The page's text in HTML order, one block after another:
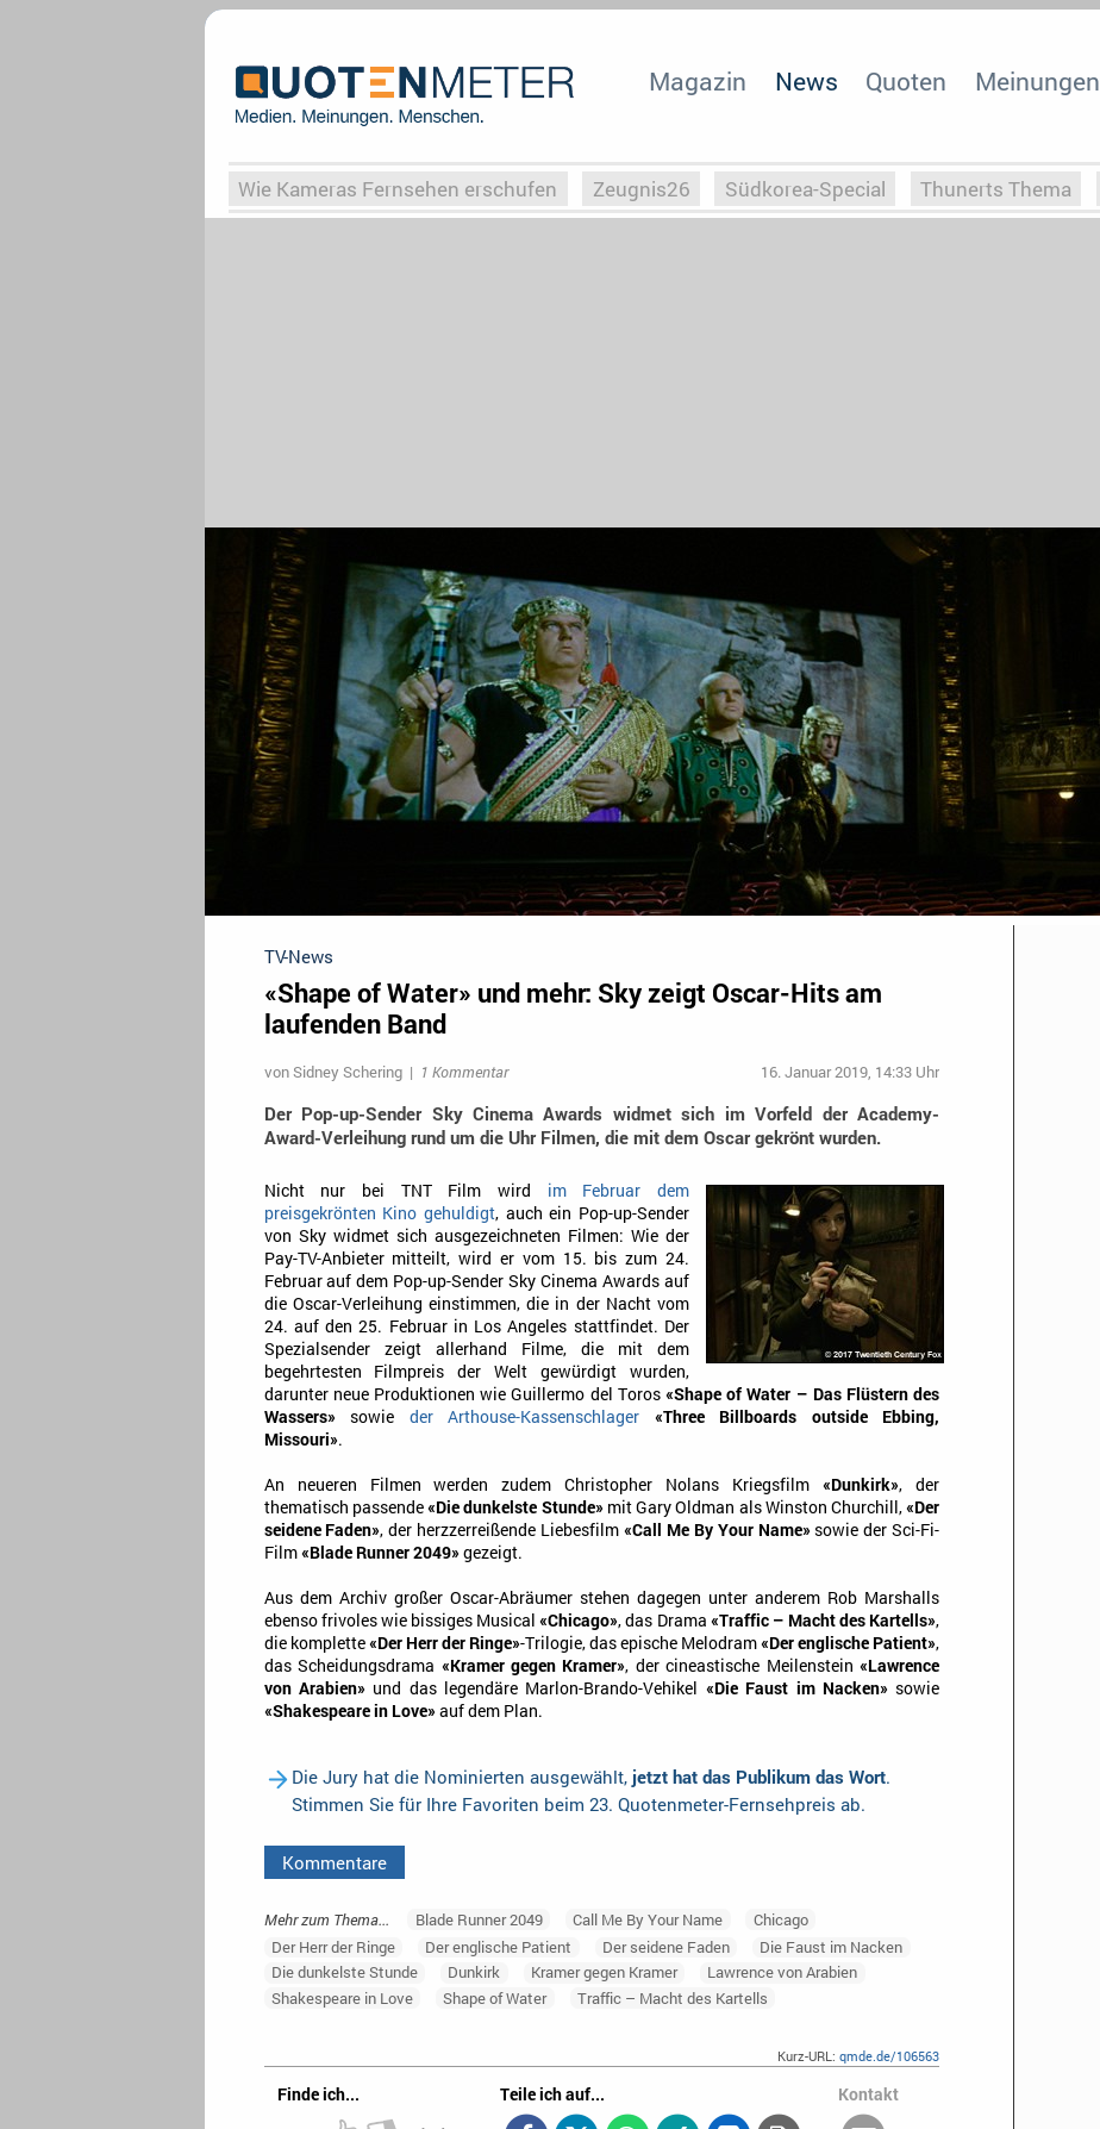
Magazin News Quoten Meinungen
Wie Kameras Fernsehen erschufen Zeugnis26 Südkorea-Special Thunerts Thema
TV-News
«Shape of Water» und mehr: Sky zeigt Oscar-Hits am
laufenden Band
vonSidney Schering| 1 Kommentar 16. Januar 2019, 14:33 Uhr
Der Pop-up-Sender Sky Cinema Awards widmet sich im Vorfeld der Academy-
Award-Verleihung rund um die Uhr Filmen, die mit dem Oscar gekrönt wurden.
Nicht nur bei TNT Film wird im Februar dem
preisgekrönten Kino gehuldigt, auch ein Pop-up-Sender
von Sky widmet sich ausgezeichneten Filmen: Wie der
Pay-TV-Anbieter mitteilt, wird er vom 15. bis zum 24.
Februar auf dem Pop-up-Sender Sky Cinema Awards auf
die Oscar-Verleihung einstimmen, die in der Nacht vom
24. auf den 25. Februar in Los Angeles stattfindet. Der
Spezialsender zeigt allerhand Filme, die mit dem
begehrtesten Filmpreis der Welt gewürdigt wurden,
darunter neue Produktionen wie Guillermo del Toros «Shape of Water – Das Flüstern des
Wassers» sowie der Arthouse-Kassenschlager
«Three Billboards outside Ebbing,
Missouri».
An neueren Filmen werden zudem Christopher Nolans Kriegsfilm«Dunkirk», der
thematisch passende«Die dunkelste Stunde» mit Gary Oldman als Winston Churchill,«Der
seidene Faden», der herzzerreißende Liebesfilm«Call Me By Your Name» sowie der Sci-Fi-
Film«Blade Runner 2049» gezeigt.
Aus dem Archiv großer Oscar-Abräumer stehen dagegen unter anderem Rob Marshalls
ebenso frivoles wie bissiges Musical«Chicago», das Drama «Traffic – Macht des Kartells»,
die komplette«Der Herr der Ringe»-Trilogie, das epische Melodram«Der englische Patient»,
das Scheidungsdrama «Kramer gegen Kramer», der cineastische Meilenstein«Lawrence
von Arabien» und das legendäre Marlon-Brando-Vehikel «Die Faust im Nacken» sowie
«Shakespeare in Love» auf dem Plan.
Die Jury hat die Nominierten ausgewählt, jetzt hat das Publikum das Wort.
Stimmen Sie für Ihre Favoriten beim 23. Quotenmeter-Fernsehpreis ab.
Kommentare
Mehr zum Thema... Blade Runner 2049 Call Me By Your Name
Chicago
Der Herr der Ringe
Der englische Patient Der seidene Faden
Die Faust im Nacken
Die dunkelste Stunde
Dunkirk Kramer gegen Kramer
Lawrence von Arabien
Shakespeare in Love
Shape of Water Traffic – Macht des Kartells
Kurz-URL:qmde.de/106563
Finde ich... Teile ich auf... Kontakt